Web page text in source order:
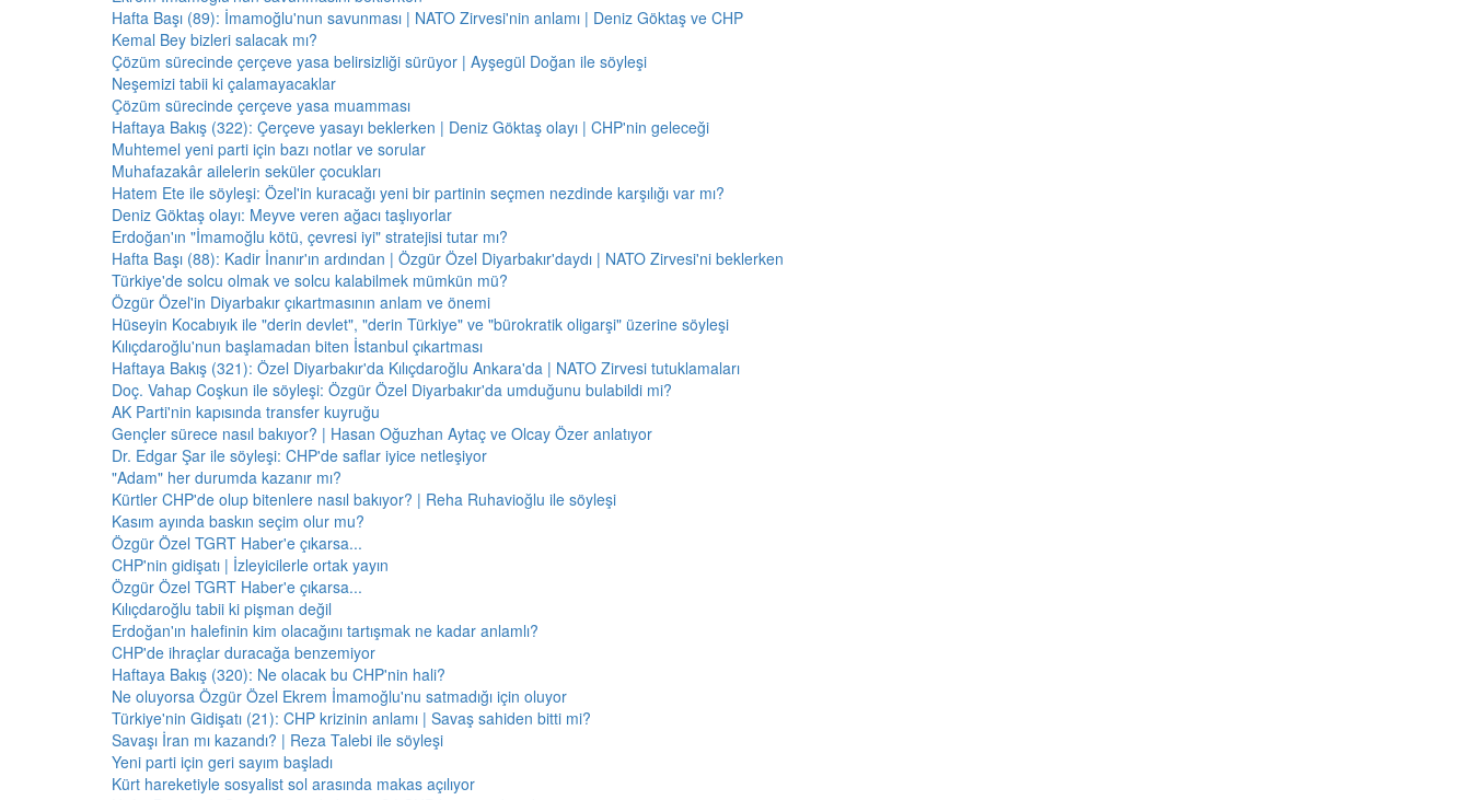
Hafta Başı (89): İmamoğlu'nun savunması | NATO Zirvesi'nin anlamı | Deniz Göktaş ve CHP
Kemal Bey bizleri salacak mı?
Çözüm sürecinde çerçeve yasa belirsizliği sürüyor | Ayşegül Doğan ile söyleşi
Neşemizi tabii ki çalamayacaklar
Çözüm sürecinde çerçeve yasa muamması
Haftaya Bakış (322): Çerçeve yasayı beklerken | Deniz Göktaş olayı | CHP'nin geleceği
Muhtemel yeni parti için bazı notlar ve sorular
Muhafazakâr ailelerin seküler çocukları
Hatem Ete ile söyleşi: Özel'in kuracağı yeni bir partinin seçmen nezdinde karşılığı var mı?
Deniz Göktaş olayı: Meyve veren ağacı taşlıyorlar
Erdoğan'ın "İmamoğlu kötü, çevresi iyi" stratejisi tutar mı?
Hafta Başı (88): Kadir İnanır'ın ardından | Özgür Özel Diyarbakır'daydı | NATO Zirvesi'ni beklerken
Türkiye'de solcu olmak ve solcu kalabilmek mümkün mü?
Özgür Özel'in Diyarbakır çıkartmasının anlam ve önemi
Hüseyin Kocabıyık ile "derin devlet", "derin Türkiye" ve "bürokratik oligarşi" üzerine söyleşi
Kılıçdaroğlu'nun başlamadan biten İstanbul çıkartması
Haftaya Bakış (321): Özel Diyarbakır'da Kılıçdaroğlu Ankara'da | NATO Zirvesi tutuklamaları
Doç. Vahap Coşkun ile söyleşi: Özgür Özel Diyarbakır'da umduğunu bulabildi mi?
AK Parti'nin kapısında transfer kuyruğu
Gençler sürece nasıl bakıyor? | Hasan Oğuzhan Aytaç ve Olcay Özer anlatıyor
Dr. Edgar Şar ile söyleşi: CHP'de saflar iyice netleşiyor
"Adam" her durumda kazanır mı?
Kürtler CHP'de olup bitenlere nasıl bakıyor? | Reha Ruhavioğlu ile söyleşi
Kasım ayında baskın seçim olur mu?
Özgür Özel TGRT Haber'e çıkarsa...
CHP'nin gidişatı | İzleyicilerle ortak yayın
Özgür Özel TGRT Haber'e çıkarsa...
Kılıçdaroğlu tabii ki pişman değil
Erdoğan'ın halefinin kim olacağını tartışmak ne kadar anlamlı?
CHP'de ihraçlar duracağa benzemiyor
Haftaya Bakış (320): Ne olacak bu CHP'nin hali?
Ne oluyorsa Özgür Özel Ekrem İmamoğlu'nu satmadığı için oluyor
Türkiye'nin Gidişatı (21): CHP krizinin anlamı | Savaş sahiden bitti mi?
Savaşı İran mı kazandı? | Reza Talebi ile söyleşi
Yeni parti için geri sayım başladı
Kürt hareketiyle sosyalist sol arasında makas açılıyor